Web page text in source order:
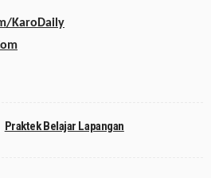
KaroDaily
Praktek Belajar Lapangan